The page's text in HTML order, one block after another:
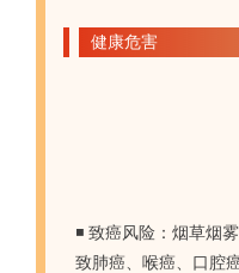
健康危害
◾ 致癌风险：烟草烟
致肺癌、喉癌、口腔